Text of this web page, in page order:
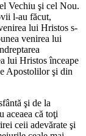
Vechiu şi cel Nou.
l-au făcut,
lui Hristos s-
venirea lui
lui Hristos înceape
Apostolilor şi din
şi de la
aceaea că toţi
ceii adevărate şi